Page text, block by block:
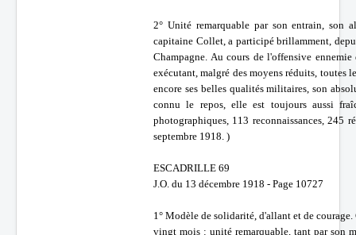
2° Unité remarquable par son entrain, son
capitaine Collet, a participé brillamment,
Champagne. Au cours de l'offensive
exécutant, malgré des moyens réduits, toutes
encore ses belles qualités militaires, son
connu le repos, elle est toujours aussi
photographiques, 113 reconnaissances,
septembre 1918. )
ESCADRILLE 69
J.O. du 13 décembre 1918 - Page 10727
1° Modèle de solidarité, d'allant et de
vingt mois : unité remarquable, tant par son